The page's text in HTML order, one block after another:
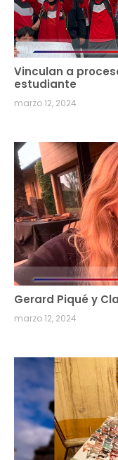
Vinculan a
estudiante
marzo 12, 2024
Gerard Piqué y
marzo 12, 2024